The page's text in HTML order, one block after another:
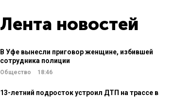
Лента новостей
В Уфе вынесли приговор женщине, избившей
сотрудника полиции
Общество 18:46
13-летний подросток устроил ДТП на трассе в